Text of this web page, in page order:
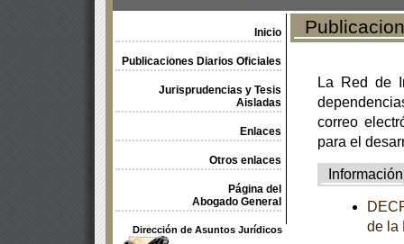
Inicio
Publicaciones Diarios Oficiales
Jurisprudencias y Tesis
Aisladas
Enlaces
Otros enlaces
Página del
Abogado General
Dirección de Asuntos Jurídicos
La Red de
correo
para el
Información
de la